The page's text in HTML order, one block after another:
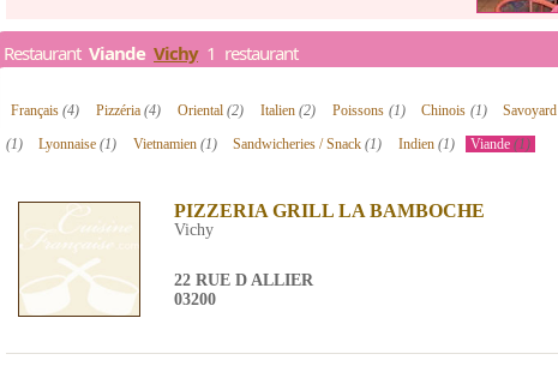
Restaurant Viande Vichy1 restaurant
Français(4) Pizzéria(4) Oriental(2) Italien(2) Poissons (1) Chinois (1) Savoyard
(1)
Lyonnaise(1) Vietnamien (1) Sandwicheries / Snack(1) Indien (1) Viande (1)
PIZZERIA GRILL LA BAMBOCHE
Vichy
22 RUE D ALLIER
03200